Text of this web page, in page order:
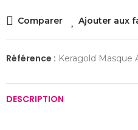
Comparer Ajouter aux
Référence : Keragold Masque
DESCRIPTION